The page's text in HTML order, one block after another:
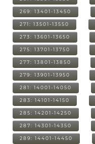
269: 13401-13450
271: 13501-13550
273: 13601-13650
275: 13701-13750
277: 13801-13850
279: 13901-13950
281: 14001-14050
283: 14101-14150
285: 14201-14250
287: 14301-14350
289: 14401-14450